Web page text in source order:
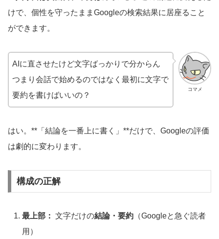
けで、個性を守ったままGoogleの検索結果に居座ること
ができます。
コマメ
AIに直させたけど文字ばっかりで分からん
つまり会話で始めるのではなく最初に文字で
要約を書けばいいの？
はい。**「結論を一番上に書く」**だけで、Googleの評価
は劇的に変わります。
構成の正解
最上部： 文字だけの結論・要約 （Googleと急ぐ読者
用）